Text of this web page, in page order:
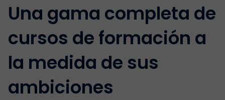
Una gama completa de
cursos de formación a
la medida de sus
ambiciones